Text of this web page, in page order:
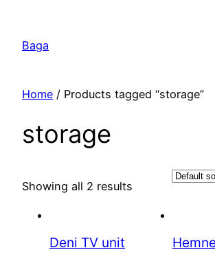
содержимому
Baga
Home / Products tagged “storage”
storage
Showing all 2 results
Deni TV unit